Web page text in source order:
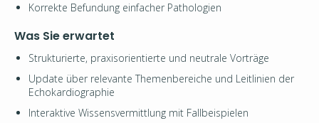
Korrekte Befundung einfacher Pathologien
Was Sie erwartet
Strukturierte, praxisorientierte und neutrale Vorträge
Update über relevante Themenbereiche und Leitlinien der
Echokardiographie
Interaktive Wissensvermittlung mit Fallbeispielen